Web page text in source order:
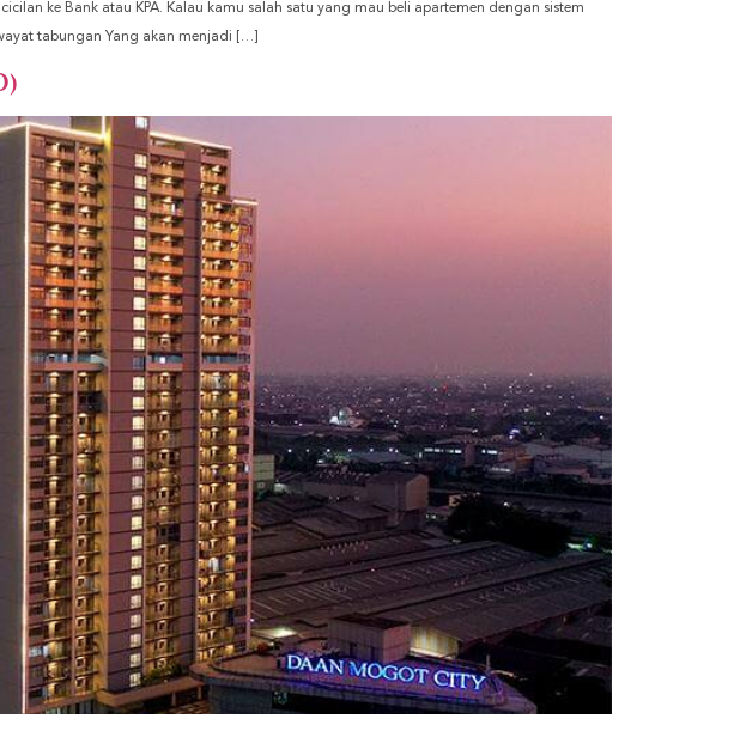
ke Bank atau KPA. Kalau kamu salah satu yang mau beli apartemen dengan sistem
tabungan Yang akan menjadi […]